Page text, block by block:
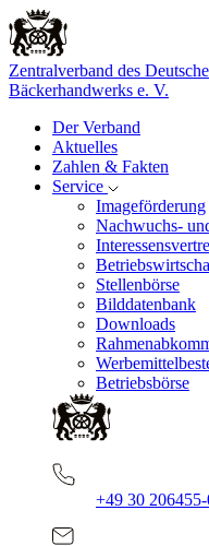
Zentralverband des
Bäckerhandwerks e. V.
Der Verband
Aktuelles
Zahlen & Fakten
Service
Imageförderung
Nachwuchs-
Stellenbörse
Bilddatenbank
Downloads
Betriebsbörse
+49 30